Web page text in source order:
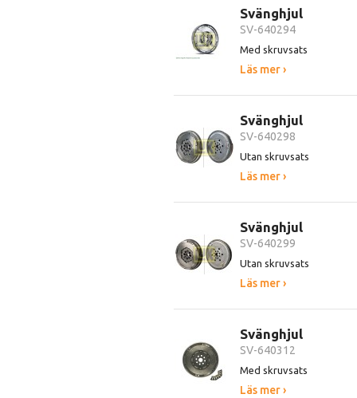
Svänghjul
SV-640294
Med skruvsats
Läs mer ›
Svänghjul
SV-640298
Utan skruvsats
Läs mer ›
Svänghjul
SV-640299
Utan skruvsats
Läs mer ›
Svänghjul
SV-640312
Med skruvsats
Läs mer ›